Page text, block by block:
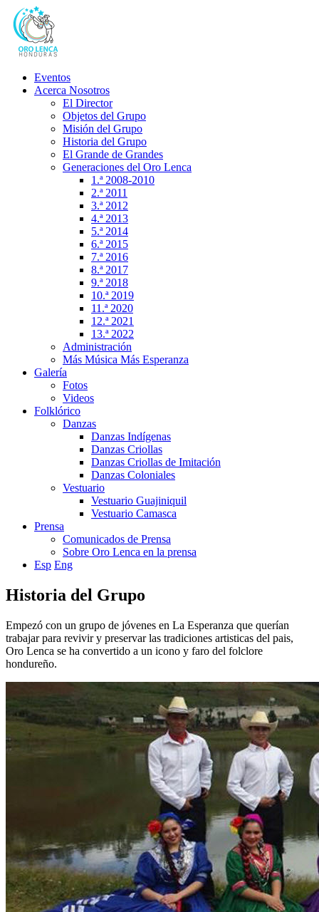
Eventos
Acerca Nosotros
El Director
Objetos del Grupo
Misión del Grupo
Historia del Grupo
El Grande de Grandes
Generaciones del Oro Lenca
1.ª 2008-2010
2.ª 2011
3.ª 2012
4.ª 2013
5.ª 2014
6.ª 2015
7.ª 2016
8.ª 2017
9.ª 2018
10.ª 2019
11.ª 2020
12.ª 2021
13.ª 2022
Administración
Más Música Más Esperanza
Galería
Fotos
Videos
Folklórico
Danzas
Danzas Indígenas
Danzas Criollas
Danzas Criollas de Imitación
Danzas Coloniales
Vestuario
Vestuario Guajiniquil
Vestuario Camasca
Prensa
Comunicados de Prensa
Sobre Oro Lenca en la prensa
Esp Eng
Historia del Grupo
Empezó con un grupo de jóvenes en La Esperanza que querían
trabajar para revivir y preservar las tradiciones artisticas del pais,
Oro Lenca se ha convertido a un icono y faro del folclore
hondureño.